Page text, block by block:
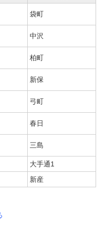
袋町
中沢
柏町
新保
弓町
春日
三島
大手通1
新産